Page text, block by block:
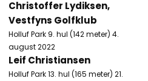
Christoffer Lydiksen,
Vestfyns Golfklub
Holluf Park 9. hul (142 meter) 4.
august 2022
Leif Christiansen
Holluf Park 13. hul (165 meter) 21.